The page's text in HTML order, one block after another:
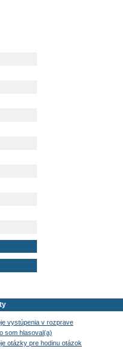
vystúpenia v rozprave
som hlasoval(a)
otázky pre hodinu otázok